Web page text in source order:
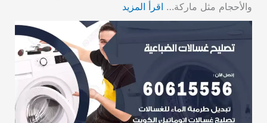
والأحجام مثل ماركة… اقرأ المزيد